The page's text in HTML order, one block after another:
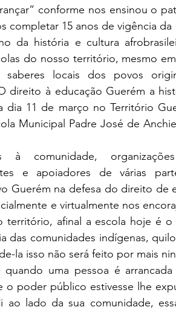
completar 15 anos de vigência da
da história e cultura
do nosso território, mesmo
saberes locais dos povos
direito à educação Guerém a
dia 11 de março no Território
Municipal Padre José de
e apoiadores de várias
Guerém na defesa do direito de
e virtualmente nos
território, afinal a escola hoje é
das comunidades indígenas,
la isso não será feito por mais
o poder público estivesse lhe
lado da sua comunidade,